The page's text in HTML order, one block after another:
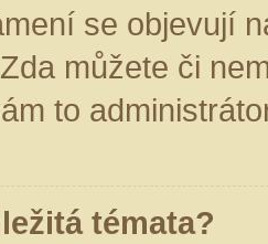
se objevují
můžete či
to
témata?